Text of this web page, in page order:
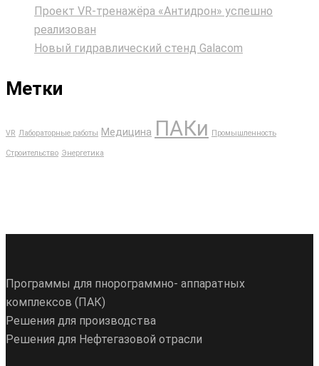
Проект VR‑тренажёра «Антидрон» успешно
реализован
Новый гидравлический стенд Galacom
Метки
VR Лабораторные работы Медицина ПАКи Промышленность
Строительство Энергетика
Программы для пнорограммно- аппаратных
комплексов (ПАК)
Решения для производства
Решения для Нефтегазовой отрасли